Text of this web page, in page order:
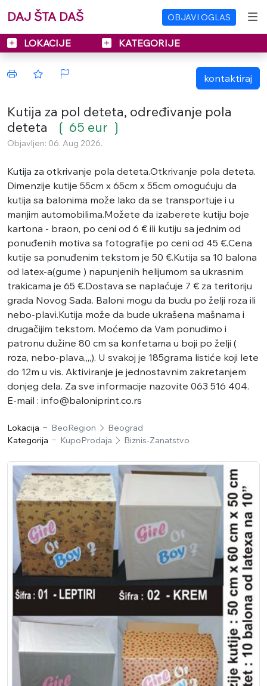
DAJ ŠTA DAŠ OBJAVI OGLAS
LOKACIJE KATEGORIJE
kontaktiraj
Kutija za pol deteta, određivanje pola
deteta
❲ 65 eur ❳
Objavljen: 06. Aug 2026.
Kutija za otkrivanje pola deteta.Otkrivanje pola deteta.
Dimenzije kutije 55cm x 65cm x 55cm omogućuju da
kutija sa balonima može lako da se transportuje i u
manjim automobilima.Možete da izaberete kutiju boje
kartona - braon, po ceni od 6 € ili kutiju sa jednim od
ponuđenih motiva sa fotografije po ceni od 45 €.Cena
kutije sa ponuđenim tekstom je 50 €.Kutija sa 10 balona
od latex-a(gume ) napunjenih helijumom sa ukrasnim
trakicama je 65 €.Dostava se naplaćuje 7 € za teritoriju
grada Novog Sada. Baloni mogu da budu po želji roza ili
nebo-plavi.Kutija može da bude ukrašena mašnama i
drugačijim tekstom. Moćemo da Vam ponudimo i
patronu dužine 80 cm sa konfetama u boji po želji (
roza, nebo-plava,,,,). U svakoj je 185grama listiće koji lete
do 12m u vis. Aktiviranje je jednostavnim zakretanjem
donjeg dela. Za sve informacije nazovite 063 516 404.
E-mail : info@baloniprint.co.rs
Lokacija BeoRegion
Beograd
Kategorija
KupoProdaja Biznis-Zanatstvo